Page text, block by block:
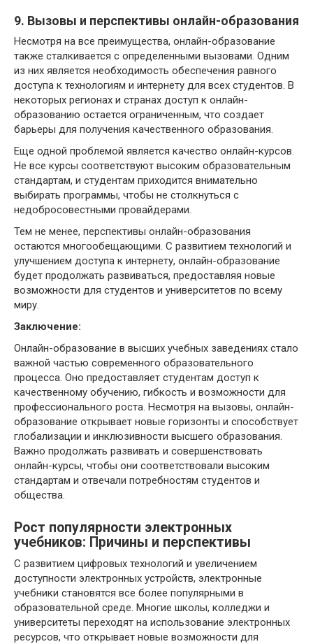
9. Вызовы и перспективы онлайн-образования
Несмотря на все преимущества, онлайн-образование
также сталкивается с определенными вызовами. Одним
из них является необходимость обеспечения равного
доступа к технологиям и интернету для всех студентов. В
некоторых регионах и странах доступ к онлайн-
образованию остается ограниченным, что создает
барьеры для получения качественного образования.
Еще одной проблемой является качество онлайн-курсов.
Не все курсы соответствуют высоким образовательным
стандартам, и студентам приходится внимательно
выбирать программы, чтобы не столкнуться с
недобросовестными провайдерами.
Тем не менее, перспективы онлайн-образования
остаются многообещающими. С развитием технологий и
улучшением доступа к интернету, онлайн-образование
будет продолжать развиваться, предоставляя новые
возможности для студентов и университетов по всему
миру.
Заключение:
Онлайн-образование в высших учебных заведениях стало
важной частью современного образовательного
процесса. Оно предоставляет студентам доступ к
качественному обучению, гибкость и возможности для
профессионального роста. Несмотря на вызовы, онлайн-
образование открывает новые горизонты и способствует
глобализации и инклюзивности высшего образования.
Важно продолжать развивать и совершенствовать
онлайн-курсы, чтобы они соответствовали высоким
стандартам и отвечали потребностям студентов и
общества.
Рост популярности электронных
учебников: Причины и перспективы
С развитием цифровых технологий и увеличением
доступности электронных устройств, электронные
учебники становятся все более популярными в
образовательной среде. Многие школы, колледжи и
университеты переходят на использование электронных
ресурсов, что открывает новые возможности для